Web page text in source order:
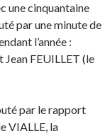
une cinquantaine
par une minute de
l’année :
Jean FEUILLET (le
par le rapport
VIALLE, la